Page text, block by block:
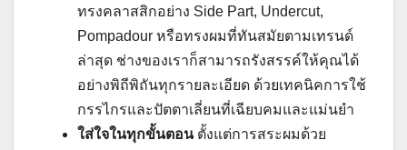
ทรงคลาสสิกอย่าง Side Part, Undercut,
Pompadour หรือทรงผมที่ทันสมัยตามเทรนด์
ล่าสุด ช่างของเราก็สามารถรังสรรค์ให้คุณได้
อย่างพิถีพิถันทุกรายละเอียด ด้วยเทคนิคการใช้
กรรไกรและปัตตาเลี่ยนที่เฉียบคมและแม่นยำ
ใส่ใจในทุกขั้นตอน ตั้งแต่การสระผมด้วย